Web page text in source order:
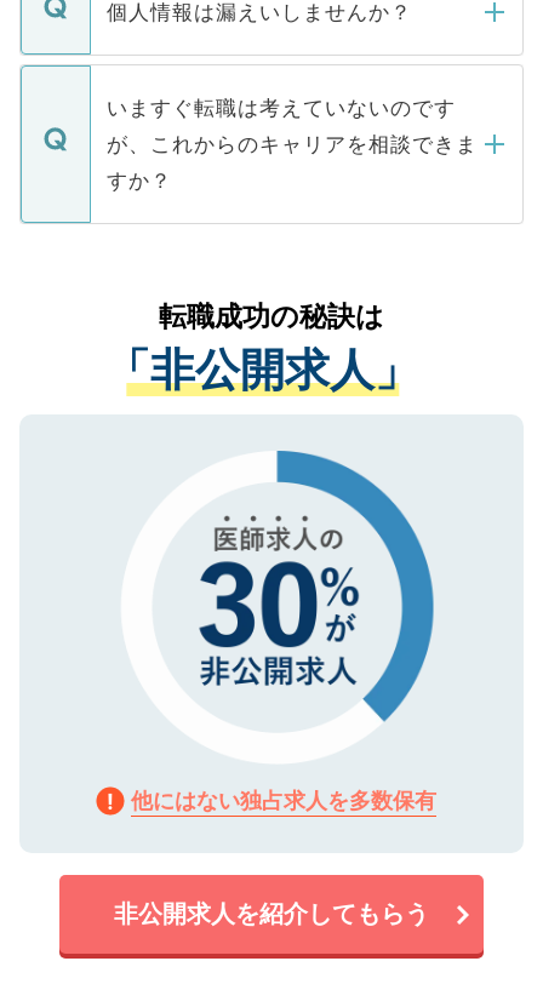
■応募殺到を避けるため 人気のある医療機
関を公にしてしまうと、応募が殺到する場
に、医療機関が求める条件に合った人材の
みを人材紹介会社に依頼するケースが増え
ています。
ん。また、仮に応募先から内定をいただい
定を承諾する必要はありません。内定先へ
の辞退の連絡はキャリアパートナーが行い
個人情報は漏えいしませんか？
個人情報が漏えいすることはありませんの
で、ご安心ください。当サイトからの登録
などで収集したご登録者様の個人情報は、
ご本人のキャリアアップおよび転職活動の
支援を目的に使用いたします。お預かりし
ているすべての個人データはご本人の許可
は、個人情報の取り扱いについての厳密な
管理基準を満たした事業者のみに付与され
る、プライバシーマークを取得済みです。
で、機密保持に関してもご安心ください。
いますぐ転職は考えていないのです
が、これからのキャリアを相談できま
すか？
かがいして、現在の医療機関の状況や紹介
経験をまじえながら、適切なアドバイスを
させていただきます。すぐにご転職をされ
ない方には、長期的なサポートが可能です
ので、まずはご登録ください。
転職成功の秘訣は
「非公開求人」
他にはない独占求人を多数保有
非公開求人を紹介してもらう